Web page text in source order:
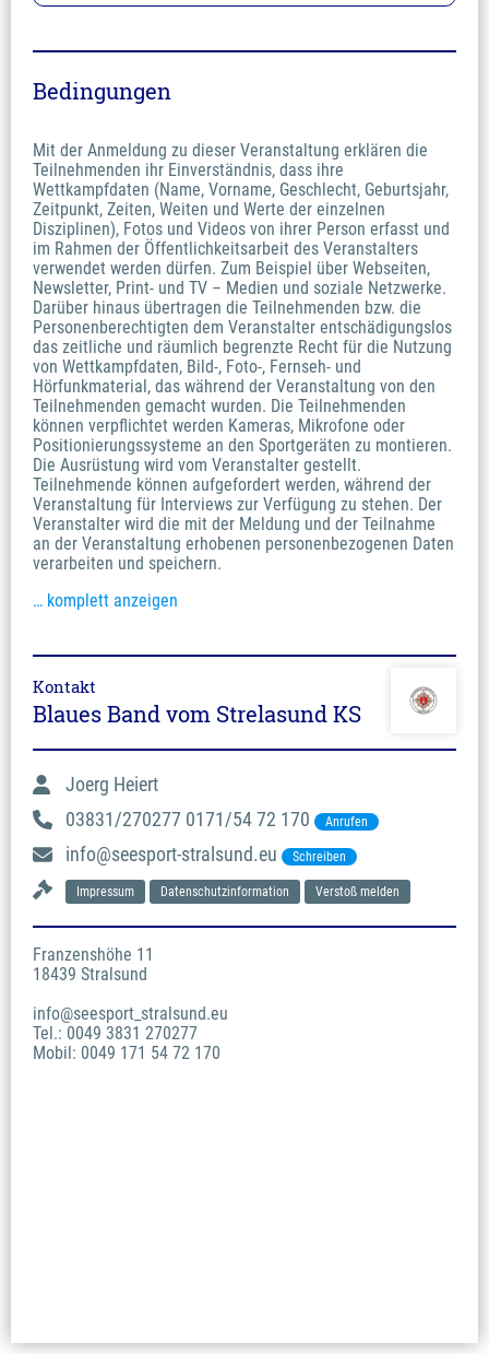
Bedingungen
Mit der Anmeldung zu dieser Veranstaltung erklären die
Teilnehmenden ihr Einverständnis, dass ihre
Wettkampfdaten (Name, Vorname, Geschlecht, Geburtsjahr,
Zeitpunkt, Zeiten, Weiten und Werte der einzelnen
Disziplinen), Fotos und Videos von ihrer Person erfasst und
im Rahmen der Öffentlichkeitsarbeit des Veranstalters
verwendet werden dürfen. Zum Beispiel über Webseiten,
Newsletter, Print- und TV – Medien und soziale Netzwerke.
Darüber hinaus übertragen die Teilnehmenden bzw. die
Personenberechtigten dem Veranstalter entschädigungslos
das zeitliche und räumlich begrenzte Recht für die Nutzung
von Wettkampfdaten, Bild-, Foto-, Fernseh- und
Hörfunkmaterial, das während der Veranstaltung von den
Teilnehmenden gemacht wurden. Die Teilnehmenden
können verpflichtet werden Kameras, Mikrofone oder
Positionierungssysteme an den Sportgeräten zu montieren.
Die Ausrüstung wird vom Veranstalter gestellt.
Teilnehmende können aufgefordert werden, während der
Veranstaltung für Interviews zur Verfügung zu stehen. Der
Veranstalter wird die mit der Meldung und der Teilnahme
an der Veranstaltung erhobenen personenbezogenen Daten
verarbeiten und speichern.
… komplett anzeigen
Kontakt
Blaues Band vom Strelasund KS
Joerg Heiert
03831/270277 0171/54 72 170
Anrufen
info@seesport-stralsund.eu Schreiben
Impressum Datenschutzinformation Verstoß melden
Franzenshöhe 11
18439 Stralsund
info@seesport_stralsund.eu
Tel.: 0049 3831 270277
Mobil: 0049 171 54 72 170